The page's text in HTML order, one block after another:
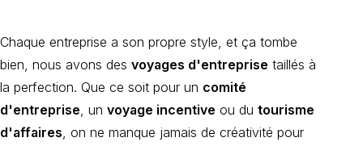
Chaque entreprise a son propre style, et ça tombe
bien, nous avons des voyages d'entreprise taillés à
la perfection. Que ce soit pour un comité
d'entreprise, un voyage incentive ou du tourisme
d'affaires, on ne manque jamais de créativité pour